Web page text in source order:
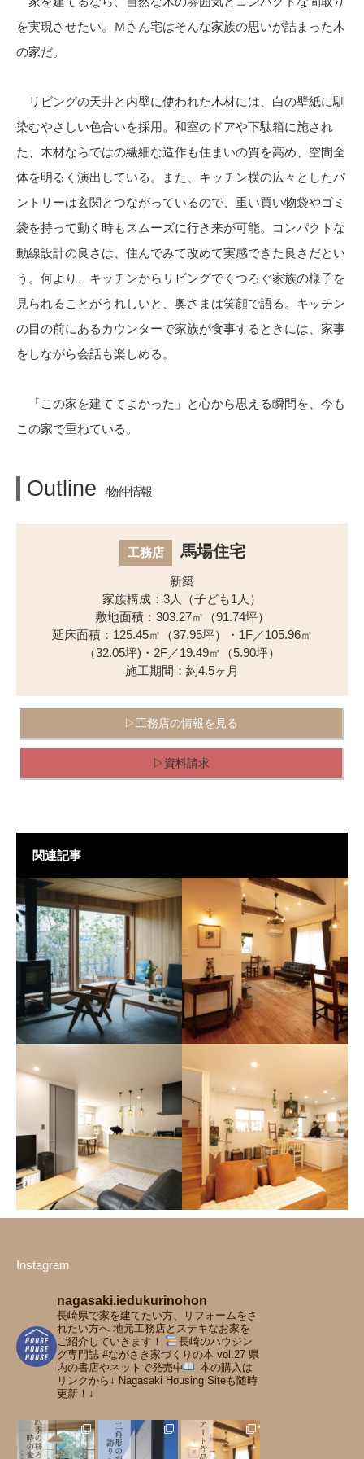
を実現させたい。Ｍさん宅はそんな家族の思いが詰まった木
の家だ。
リビングの天井と内壁に使われた木材には、白の壁紙に馴
染むやさしい色合いを採用。和室のドアや下駄箱に施され
た、木材ならではの繊細な造作も住まいの質を高め、空間全
体を明るく演出している。また、キッチン横の広々としたパ
ントリーは玄関とつながっているので、重い買い物袋やゴミ
袋を持って動く時もスムーズに行き来が可能。コンパクトな
動線設計の良さは、住んでみて改めて実感できた良さだとい
う。何より、キッチンからリビングでくつろぐ家族の様子を
見られることがうれしいと、奥さまは笑顔で語る。キッチン
の目の前にあるカウンターで家族が食事するときには、家事
をしながら会話も楽しめる。
「この家を建ててよかった」と心から思える瞬間を、今も
この家で重ねている。
Outline 物件情報
工務店 馬場住宅
新築
家族構成：3人（子ども1人）
敷地面積：303.27㎡（91.74坪）
延床面積：125.45㎡（37.95坪）・1F／105.96㎡
（32.05坪)・2F／19.49㎡（5.90坪）
施工期間：約4.5ヶ月
▷工務店の情報を見る
▷資料請求
関連記事
フルマークハウス 吉田建
設工業 O邸
豊かな住まい
インデュアホーム A邸
お気に入りのアート作品が映
える 2人と猫たちのためのシ
イーグル企画 プラスデザ
インスタジオ M邸
大切な家族と愛猫たちのため
住まい
インデュアホーム H邸
明るくナチュラルな雰囲気あ
ふれる 南仏ファームハウス風
の住まい
Instagram
nagasaki.iedukurinohon
長崎県で家を建てたい方、リフォームをさ
れたい方へ 地元工務店とステキなお家を
ご紹介していきます！
長崎のハウジン
グ専門誌 #ながさき家づくりの本 vol.27 県
内の書店やネットで発売中
本の購入は
リンクから↓ Nagasaki Housing Siteも随時
更新！↓